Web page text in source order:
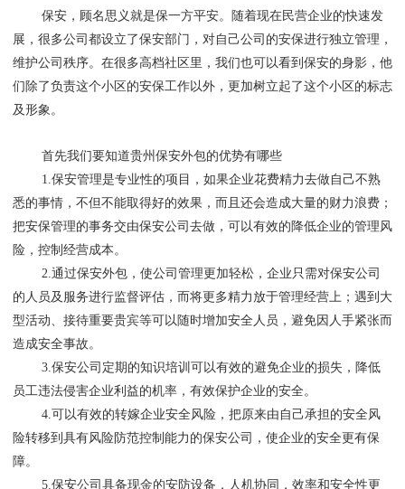
保安，顾名思义就是保一方平安。随着现在民营企业的快速发
展，很多公司都设立了保安部门，对自己公司的安保进行独立管理，
维护公司秩序。在很多高档社区里，我们也可以看到保安的身影，他
们除了负责这个小区的安保工作以外，更加树立起了这个小区的标志
及形象。
首先我们要知道贵州保安外包的优势有哪些
1.保安管理是专业性的项目，如果企业花费精力去做自己不熟
悉的事情，不但不能取得好的效果，而且还会造成大量的财力浪费；
把安保管理的事务交由保安公司去做，可以有效的降低企业的管理风
险，控制经营成本。
2.通过保安外包，使公司管理更加轻松，企业只需对保安公司
的人员及服务进行监督评估，而将更多精力放于管理经营上；遇到大
型活动、接待重要贵宾等可以随时增加安全人员，避免因人手紧张而
造成安全事故。
3.保安公司定期的知识培训可以有效的避免企业的损失，降低
员工违法侵害企业利益的机率，有效保护企业的安全。
4.可以有效的转嫁企业安全风险，把原来由自己承担的安全风
险转移到具有风险防范控制能力的保安公司，使企业的安全更有保
障。
5.保安公司具备现金的安防设备，人机协同，效率和安全性更